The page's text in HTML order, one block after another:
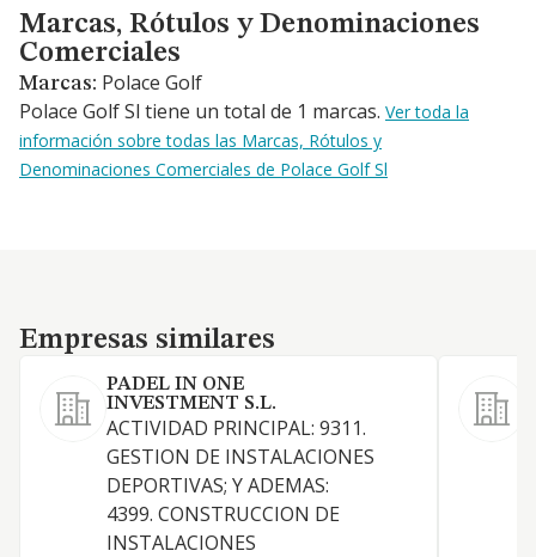
Marcas, Rótulos y Denominaciones Comerciales
Marcas, Rótulos y Denominaciones
Comerciales
Marcas: Polace Golf
Polace Golf Sl tiene un total de 1 marcas. Ver toda la
información sobre todas las Marcas, Rótulos y
Denominaciones Comerciales de Polace Golf Sl
Empresas similares
Empresas similares
PADEL IN ONE
INVESTMENT S.L.
ACTIVIDAD PRINCIPAL: 9311.
GESTION DE INSTALACIONES
DEPORTIVAS; Y ADEMAS:
4399. CONSTRUCCION DE
INSTALACIONES